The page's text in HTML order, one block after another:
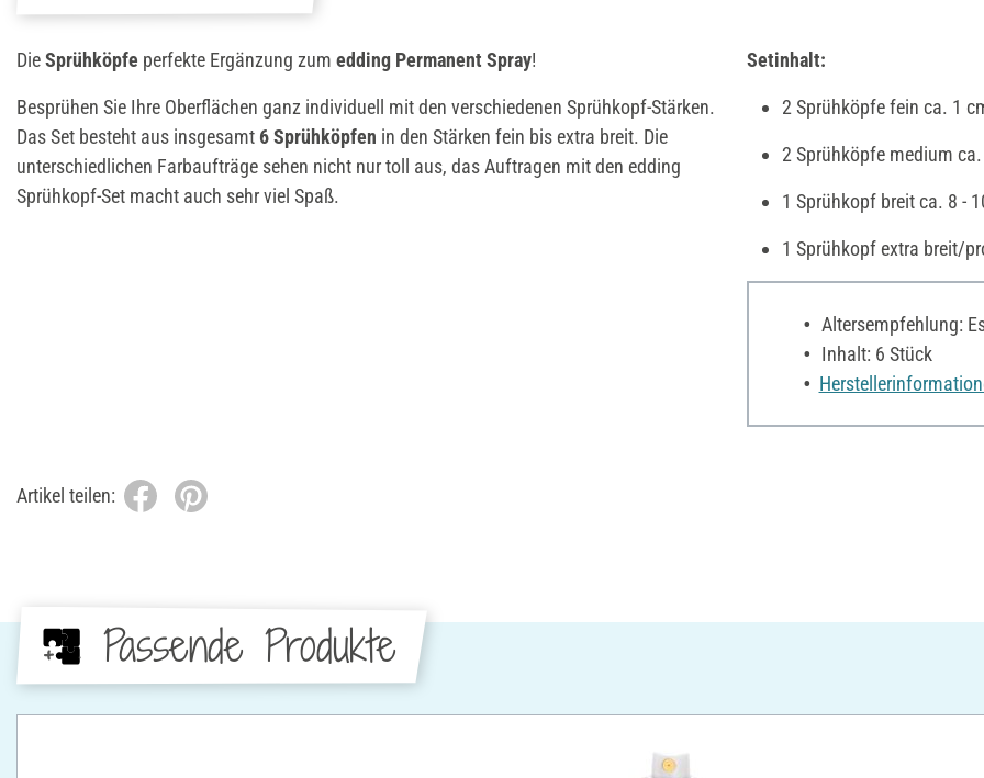
DieSprühköpfe perfekte Ergänzung zum edding Permanent Spray!
Besprühen Sie Ihre Oberflächen ganz individuell mit den verschiedenen Sprühkopf-Stärken.
Das Set besteht aus insgesamt 6 Sprühköpfen in den Stärken fein bis extra breit. Die
unterschiedlichen Farbaufträge sehen nicht nur toll aus, das Auftragen mit den edding
Sprühkopf-Set macht auch sehr viel Spaß.
Setinhalt:
2 Sprühköpfe fein ca. 1
2 Sprühköpfe medium
1 Sprühkopf breit ca. 8 -
1 Sprühkopf extra breit/
Altersempfehlung:
Inhalt: 6 Stück
Artikel teilen:
Passende Produkte